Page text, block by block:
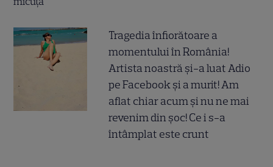
Tragedia înfiorătoare a
momentului în România!
Artista noastră și-a luat Adio
pe Facebook și a murit! Am
aflat chiar acum și nu ne mai
revenim din șoc! Ce i s-a
întâmplat este crunt